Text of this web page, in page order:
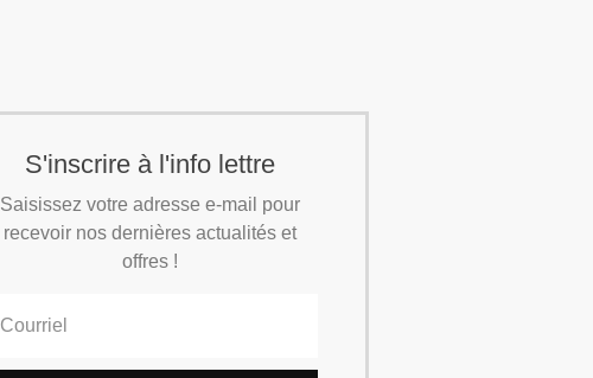
S'inscrire à l'info lettre
Saisissez votre adresse e-mail pour
recevoir nos dernières actualités et
offres !